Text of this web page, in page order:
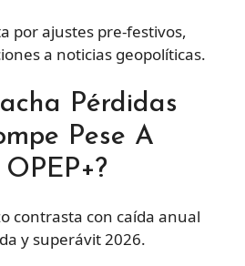
por ajustes pre-festivos,
a noticias geopolíticas.
Pérdidas
Pese A
contrasta con caída anual
y superávit 2026.